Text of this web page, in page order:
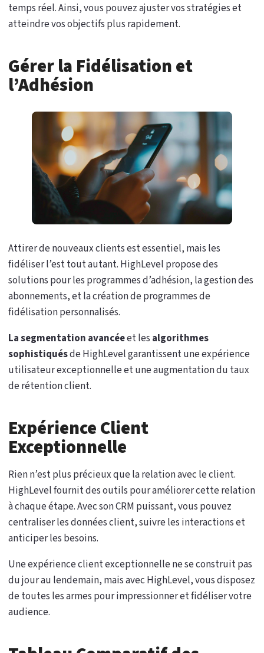
temps réel. Ainsi, vous pouvez ajuster vos stratégies et
atteindre vos objectifs plus rapidement.
Gérer la Fidélisation et
l’Adhésion
Attirer de nouveaux clients est essentiel, mais les
fidéliser l’est tout autant. HighLevel propose des
solutions pour les programmes d’adhésion, la gestion des
abonnements, et la création de programmes de
fidélisation personnalisés.
La segmentation avancéeet les algorithmes
sophistiquésde HighLevel garantissent une expérience
utilisateur exceptionnelle et une augmentation du taux
de rétention client.
Expérience Client
Exceptionnelle
Rien n’est plus précieux que la relation avec le client.
HighLevel fournit des outils pour améliorer cette relation
à chaque étape. Avec son CRM puissant, vous pouvez
centraliser les données client, suivre les interactions et
anticiper les besoins.
Une expérience client exceptionnelle ne se construit pas
du jour au lendemain, mais avec HighLevel, vous disposez
de toutes les armes pour impressionner et fidéliser votre
audience.